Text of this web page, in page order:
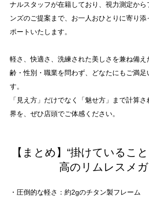
ナルスタッフが在籍しており、視力測定から
ンズのご提案まで、お一人おひとりに寄り
ポートいたします。
軽さ、快適さ、洗練された美しさを兼ね備
齢・性別・職業を問わず、どなたにもご満足
す。
「見え方」だけでなく「魅せ方」まで計算
界を、ぜひ店頭でご体感ください。
【まとめ】“掛けているこ
高のリムレスメ
・圧倒的な軽さ：約2gのチタン製フレーム